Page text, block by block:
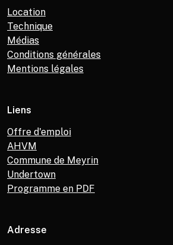
Location
Technique
Médias
Conditions générales
Mentions légales
Liens
Offre d'emploi
AHVM
Commune de Meyrin
Undertown
Programme en PDF
Adresse